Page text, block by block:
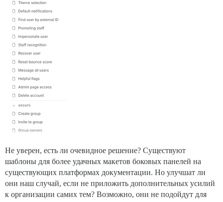
Не уверен, есть ли очевидное решение? Существуют
шаблоны для более удачных макетов боковых панелей на
существующих платформах документации. Но улучшат ли
они наш случай, если не приложить дополнительных усилий
к организации самих тем? Возможно, они не подойдут для